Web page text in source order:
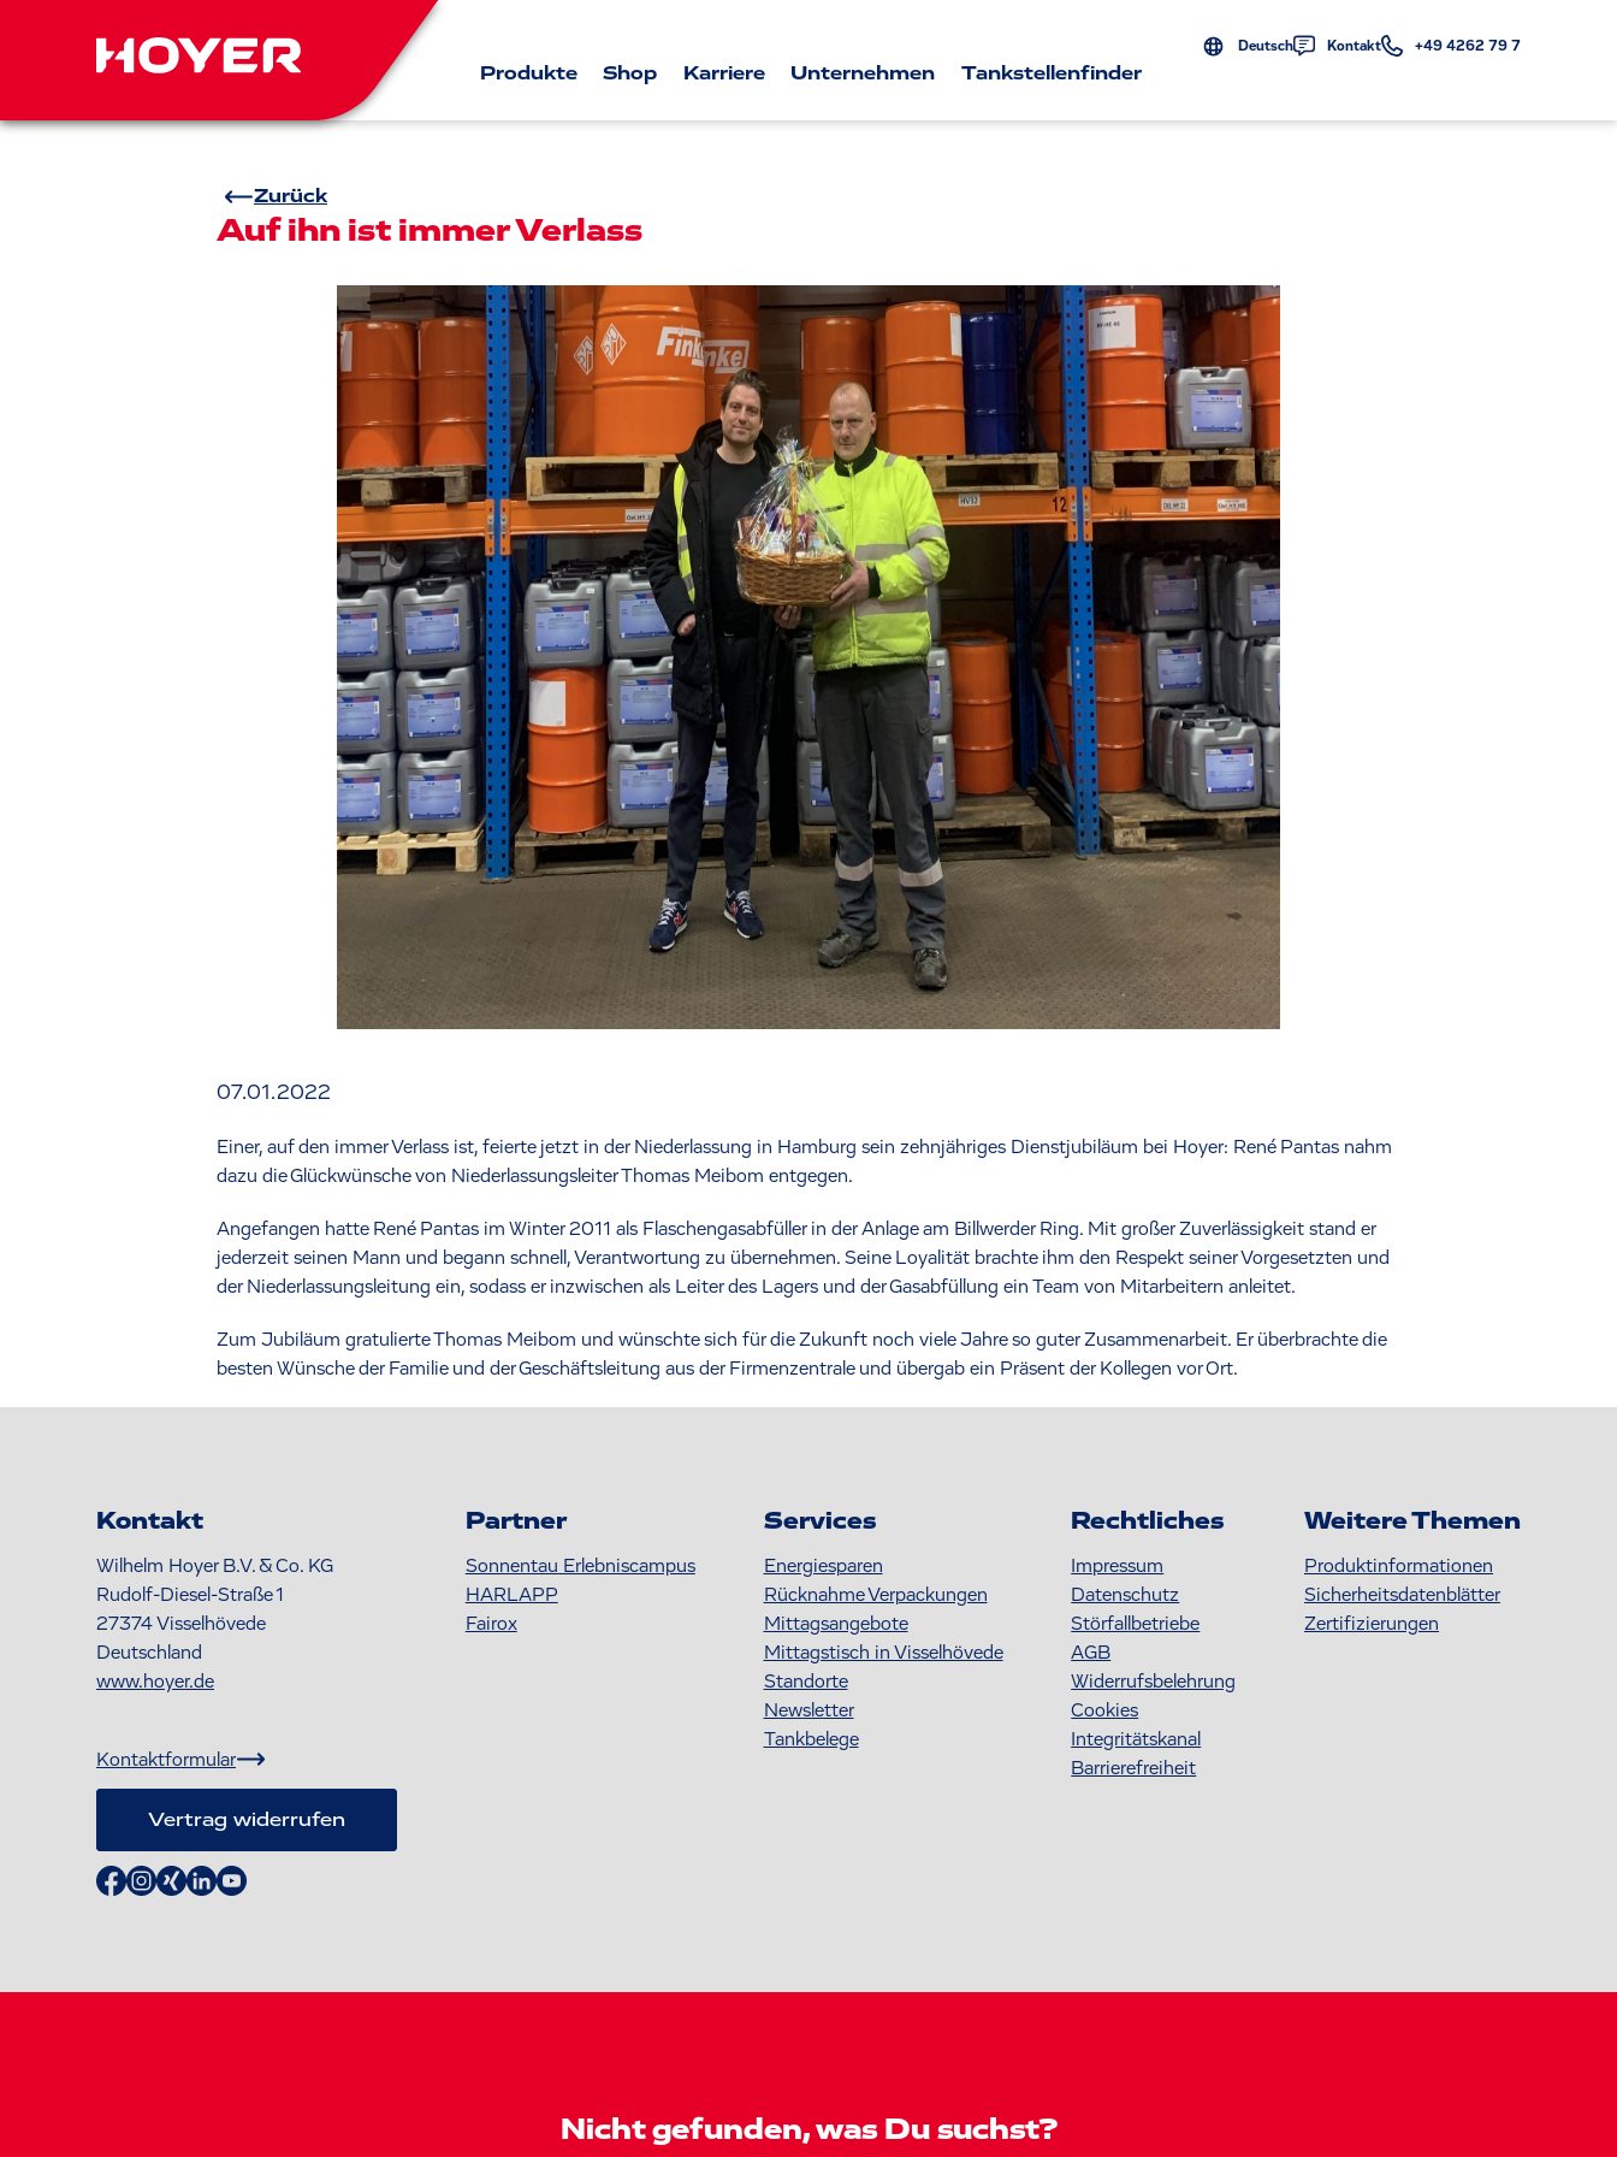
Deutsch Kontakt +49 4262 79 7
Produkte Shop Karriere Unternehmen Tankstellenfinder
Zurück
Auf ihn ist immer Verlass
07.01.2022
Einer, auf den immer Verlass ist, feierte jetzt in der Niederlassung in Hamburg sein zehnjähriges Dienstjubiläum bei Hoyer: René Pantas nahm
dazu die Glückwünsche von Niederlassungsleiter Thomas Meibom entgegen.
Angefangen hatte René Pantas im Winter 2011 als Flaschengasabfüller in der Anlage am Billwerder Ring. Mit großer Zuverlässigkeit stand er
jederzeit seinen Mann und begann schnell, Verantwortung zu übernehmen. Seine Loyalität brachte ihm den Respekt seiner Vorgesetzten und
der Niederlassungsleitung ein, sodass er inzwischen als Leiter des Lagers und der Gasabfüllung ein Team von Mitarbeitern anleitet.
Zum Jubiläum gratulierte Thomas Meibom und wünschte sich für die Zukunft noch viele Jahre so guter Zusammenarbeit. Er überbrachte die
besten Wünsche der Familie und der Geschäftsleitung aus der Firmenzentrale und übergab ein Präsent der Kollegen vor Ort.
Kontakt
Wilhelm Hoyer B.V. & Co. KG
Rudolf-Diesel-Straße 1
27374Visselhövede
Deutschland
www.hoyer.de
Kontaktformular
Vertrag widerrufen
Partner
Sonnentau Erlebniscampus
HARLAPP
Fairox
Services
Energiesparen
Rücknahme Verpackungen
Mittagsangebote
Mittagstisch in Visselhövede
Standorte
Newsletter
Tankbelege
Rechtliches
Impressum
Datenschutz
Störfallbetriebe
AGB
Widerrufsbelehrung
Cookies
Integritätskanal
Barrierefreiheit
Weitere Themen
Produktinformationen
S icherheitsdatenblätter
Zertifizierungen
Nicht gefunden, was Du suchst?